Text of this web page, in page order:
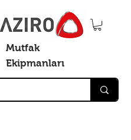
Mutfak
Ekipmanları